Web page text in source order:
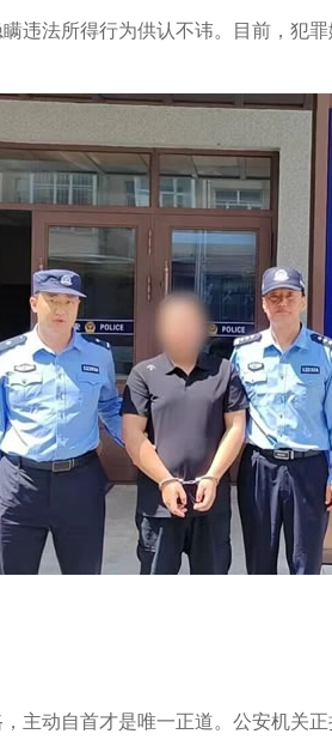
法所得行为供认不讳。目前，犯罪
动自首才是唯一正道。公安机关